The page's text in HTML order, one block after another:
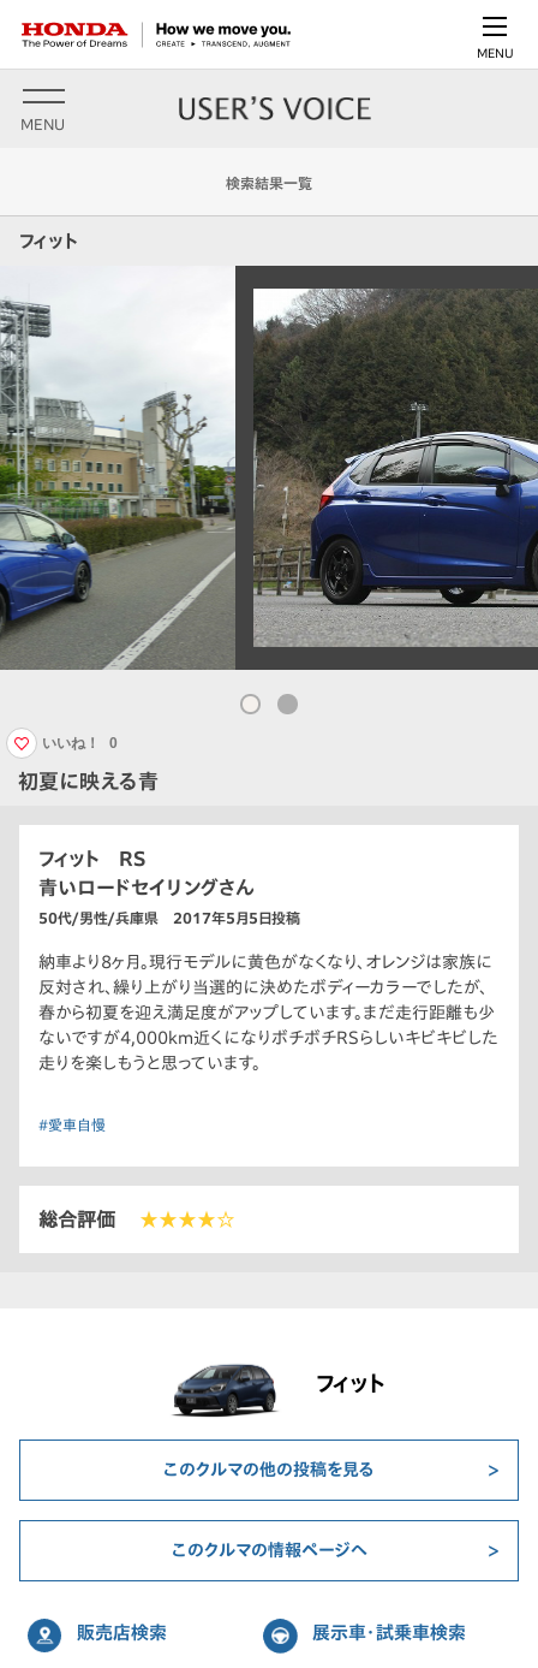
MENU
MENU
検索結果一覧
フィット
初夏に映える青
いいね！ 0
フィット RS
青いロードセイリングさん
50代/男性/兵庫県 2017年5月5日投稿
納車より8ヶ月。現行モデルに黄色がなくなり、オレンジは家族に
反対され、繰り上がり当選的に決めたボディーカラーでしたが、
春から初夏を迎え満足度がアップしています。まだ走行距離も少
ないですが4,000km近くになりボチボチRSらしいキビキビした
走りを楽しもうと思っています。
#愛車自慢
総合評価 ★★★★☆
フィット
このクルマの他の投稿を見る
このクルマの情報ページへ
販売店検索 展示車・試乗車検索